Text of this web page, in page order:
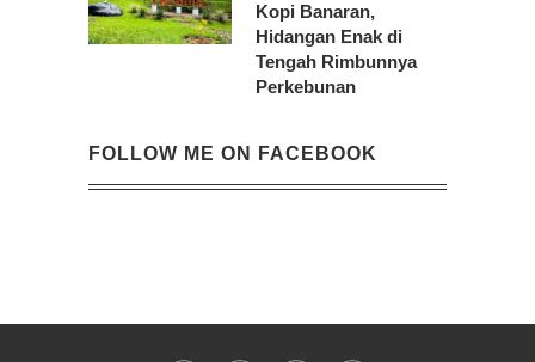
Kopi Banaran,
Hidangan Enak di
Tengah Rimbunnya
Perkebunan
FOLLOW ME ON FACEBOOK